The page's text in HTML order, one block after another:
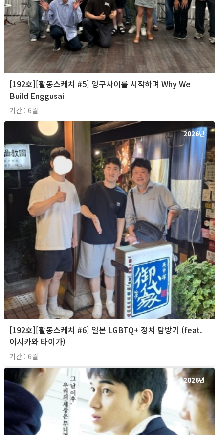
[192호][활동스케치 #5] 잉구사이를 시작하며 Why We
Build Enggusai
기간 : 6월
2026년
[192호][활동스케치 #6] 일본 LGBTQ+ 정치 탐방기 (feat.
이시카와 타이가)
기간 : 6월
2026년